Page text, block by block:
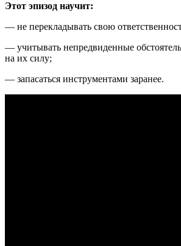
Этот эпизод научит:
— не перекладывать свою
— учитывать непредвиденные
на их силу;
— запасаться инструментами заранее.